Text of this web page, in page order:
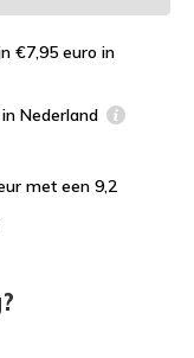
€7,95 euro in
Nederland
met een 9,2